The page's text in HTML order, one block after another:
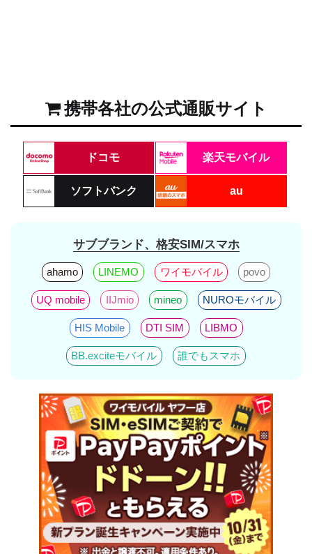
携帯各社の公式通販サイト
ドコモ 楽天モバイル
ソフトバンク au
サブブランド、格安SIM/スマホ
ahamo LINEMO ワイモバイル povo
UQ mobile IIJmio mineo NUROモバイル
HIS Mobile DTI SIM LIBMO
BB.exciteモバイル 誰でもスマホ